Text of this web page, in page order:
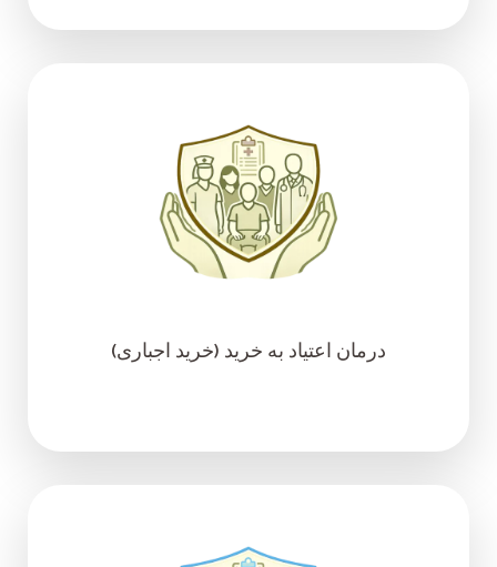
درمان اعتیاد به خرید (خرید اجباری)